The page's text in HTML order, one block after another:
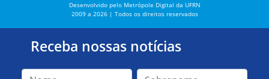
Desenvolvido pelo Metrópole Digital da UFRN
2009 a 2026 | Todos os direitos reservados
Receba nossas notícias